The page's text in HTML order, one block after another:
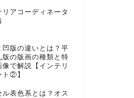
リアコーディネータ
凹版の違いとは？平
版の版画の種類と特
像で解説【インテリ
ト②】
ル表色系とは？オス